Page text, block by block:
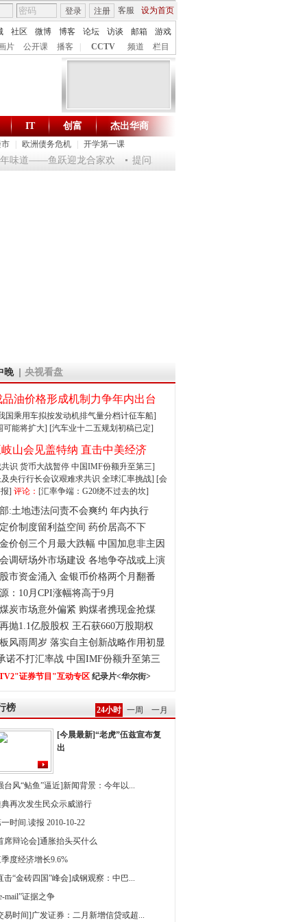
客服 设为首页
登录 注册
社区 微博 博客 论坛 访谈 邮箱
游戏
片 公开课 播客 CCTV 频道 栏目
财智生活 一键通达
市 欧洲债务危机 开学第一课
IT 创富 杰出华商
道——鱼跃迎龙合家欢 提问2012：机遇与悬念共存
晚 央视看盘
品油价格形成机制力争年内出台
国乘用车拟按发动机排气量分档计征车船]
可能将扩大] [汽车业十二五规划初稿已定]
岐山会见盖特纳 直击中美经济
共识 货币大战暂停 中国IMF份额升至第三]
及央行行长会议艰难求共识 全球汇率挑战] [会
] 评论： [汇率争端：G20绕不过去的坎]
:土地违法问责不会爽约 年内执行
价制度留利益空间 药价居高不下
价创三个月最大跌幅 中国加息非主因
调研场外市场建设 各地争夺战或上演
市资金涌入 金银币价格两个月翻番
：10月CPI涨幅将高于9月
炭市场意外偏紧 购煤者携现金抢煤
抛1.1亿股股权 王石获660万股期权
风雨周岁 落实自主创新战略作用初显
诺不打汇率战 中国IMF份额升至第三
证券节目"互动专区 纪录片<华尔街>
榜 24小时 一周 一月
[今晨最新]“老虎”伍兹宣布复
出
台风“鲇鱼”逼近]新闻背景：今年以...
再次发生民众示威游行
时间.读报 2010-10-22
席辩论会]通胀抬头买什么
度经济增长9.6%
击“金砖四国”峰会]成钢观察：中巴...
mail”证据之争
易时间]广发证券：二月新增信贷或超...